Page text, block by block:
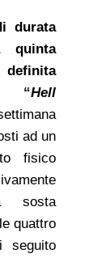
durata
quinta
“Hell
ad un
fisico
sosta
quattro
seguito